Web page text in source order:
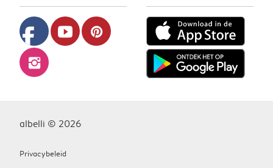
facebook youtube pinterest
instagram
albelli © 2026
Privacybeleid